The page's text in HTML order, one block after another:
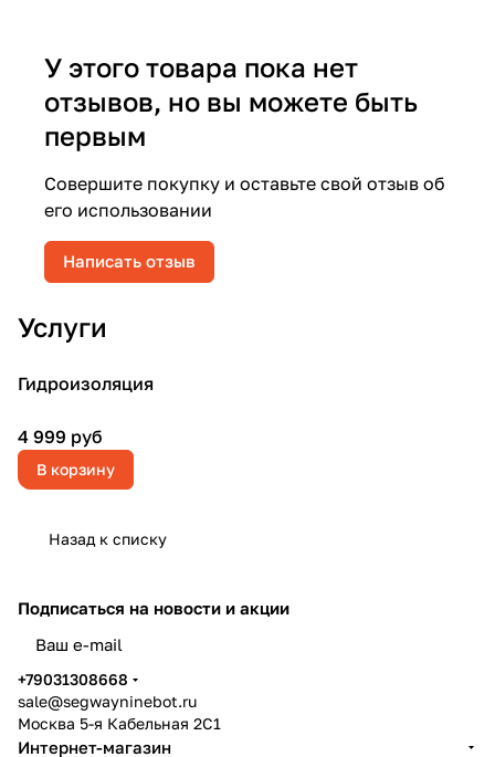
У этого товара пока нет
отзывов, но вы можете быть
первым
Совершите покупку и оставьте свой отзыв об
его использовании
Написать отзыв
Услуги
Гидроизоляция
4 999 руб
В корзину
Назад к списку
Подписаться на новости и акции
+79031308668
sale@segwayninebot.ru
Москва 5-я Кабельная 2С1
Интернет-магазин